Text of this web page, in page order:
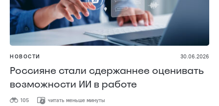
НОВОСТИ 30.06.2026
Россияне стали сдержаннее оценивать
возможности ИИ в работе
105 читать меньше минуты